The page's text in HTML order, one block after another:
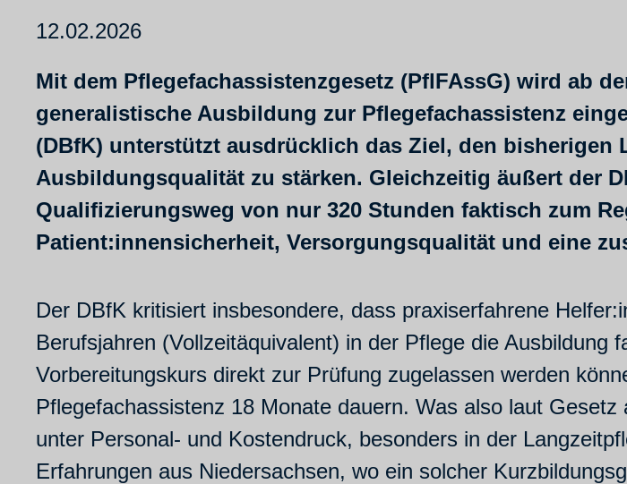
12.02.2026
Mit dem Pflegefachassistenzgesetz (PflFAssG) wird ab
generalistische Ausbildung zur Pflegefachassistenz
(DBfK) unterstützt ausdrücklich das Ziel, den bisherigen
Ausbildungsqualität zu stärken. Gleichzeitig äußert der
Qualifizierungsweg von nur 320 Stunden faktisch zum
Patient:innensicherheit, Versorgungsqualität und eine
Der DBfK kritisiert insbesondere, dass praxiserfahrene
Berufsjahren (Vollzeitäquivalent) in der Pflege die Ausbildung
Vorbereitungskurs direkt zur Prüfung zugelassen werden
Pflegefachassistenz 18 Monate dauern. Was also laut
unter Personal- und Kostendruck, besonders in der
Erfahrungen aus Niedersachsen, wo ein solcher